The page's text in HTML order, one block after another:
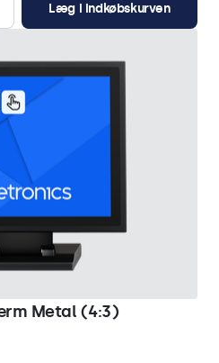
Læg i indkøbskurven
Metal (4:3)